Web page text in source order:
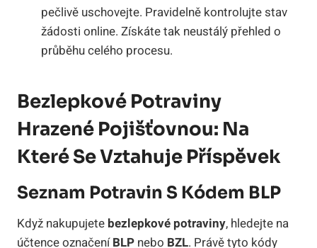
pečlivě uschovejte. Pravidelně kontrolujte stav
žádosti online. Získáte tak neustálý přehled o
průběhu celého procesu.
Bezlepkové Potraviny
Hrazené Pojišťovnou: Na
Které Se Vztahuje Příspěvek
Seznam Potravin S Kódem BLP
Když nakupujete bezlepkové potraviny, hledejte na
účtence označeníBLP nebo BZL. Právě tyto kódy